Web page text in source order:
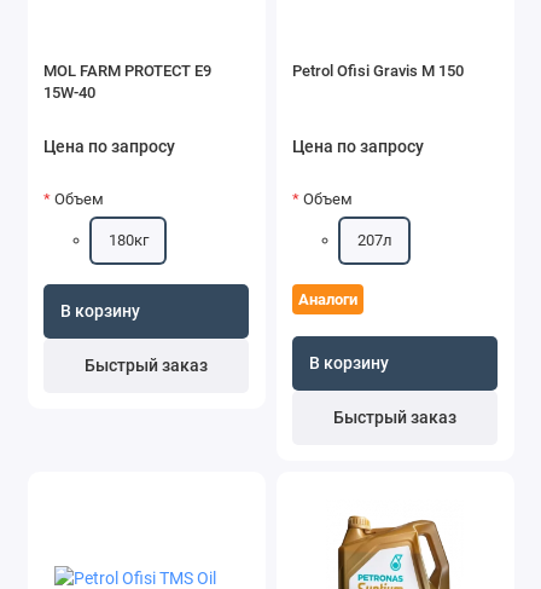
MOL FARM PROTECT E9
15W-40
Цена по запросу
Объем
180кг
В корзину
Быстрый заказ
Petrol Ofisi Gravis M 150
Цена по запросу
Аналоги
Объем
207л
В корзину
Быстрый заказ